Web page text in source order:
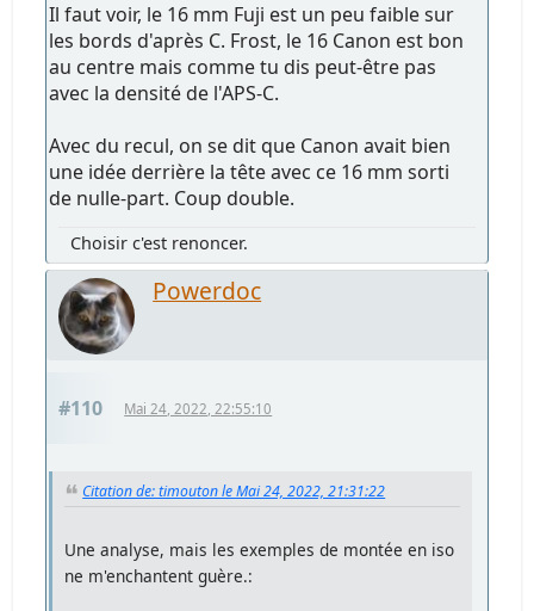
Il faut voir, le 16 mm Fuji est un peu faible sur
les bords d'après C. Frost, le 16 Canon est bon
au centre mais comme tu dis peut-être pas
avec la densité de l'APS-C.
Avec du recul, on se dit que Canon avait bien
une idée derrière la tête avec ce 16 mm sorti
de nulle-part. Coup double.
Choisir c'est renoncer.
Powerdoc
#110 Mai 24, 2022, 22:55:10
Citation de: timouton le Mai 24, 2022, 21:31:22
Une analyse, mais les exemples de montée en iso
ne m'enchantent guère.: